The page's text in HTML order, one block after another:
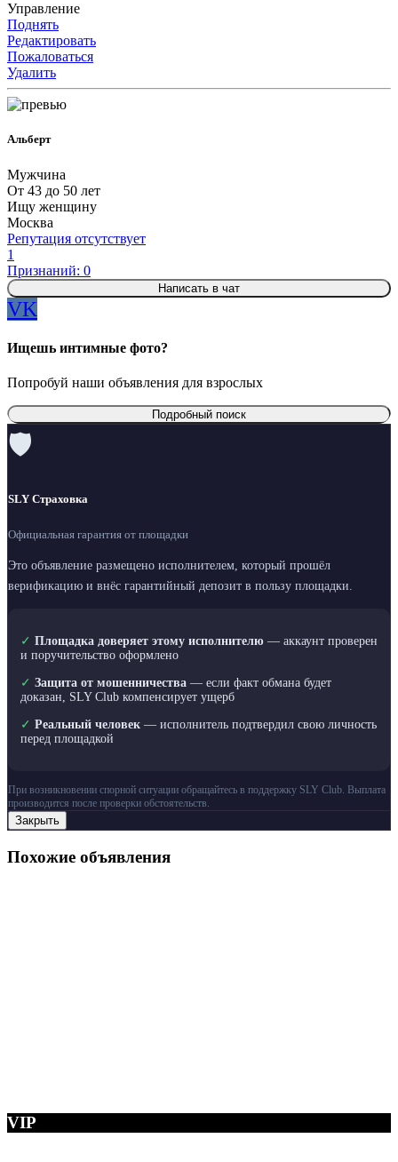
Управление
Поднять
Редактировать
Пожаловаться
Удалить
Альберт
Мужчина
От 43 до 50 лет
Ищу женщину
Москва
Репутация отсутствует
1
Признаний: 0
Написать в чат
VK
Ищешь интимные фото?
Попробуй наши объявления для взрослых
Подробный поиск
🛡
SLY Страховка
Официальная гарантия от площадки
Это объявление размещено исполнителем, который прошёл
верификацию и внёс гарантийный депозит в пользу площадки.
✓ Площадка доверяет этому исполнителю — аккаунт проверен
и поручительство оформлено
✓ Защита от мошенничества — если факт обмана будет
доказан, SLY Club компенсирует ущерб
✓ Реальный человек — исполнитель подтвердил свою личность
перед площадкой
При возникновении спорной ситуации обращайтесь в поддержку SLY Club. Выплата
производится после проверки обстоятельств.
Закрыть
Похожие объявления
VIP